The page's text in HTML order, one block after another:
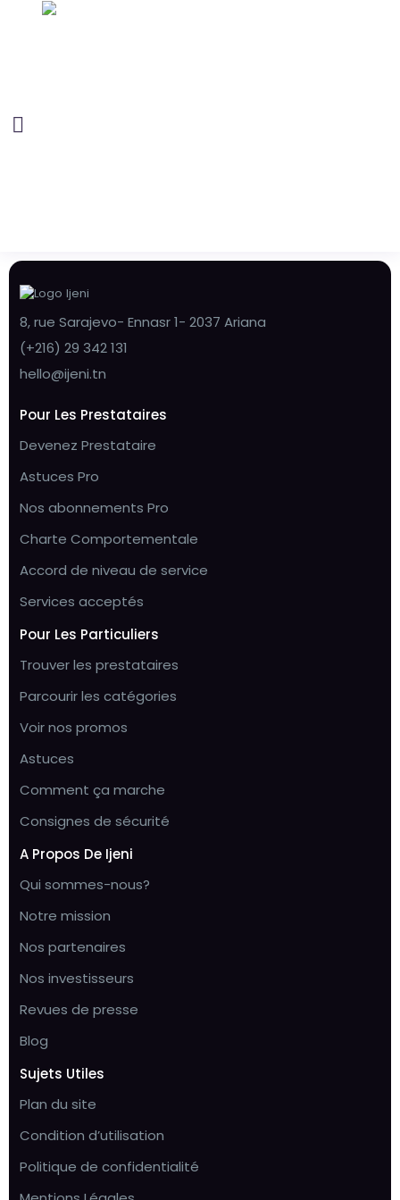
8, rue Sarajevo- Ennasr 1- 2037 Ariana
(+216) 29 342 131
hello@ijeni.tn
Pour Les Prestataires
Devenez Prestataire
Astuces Pro
Nos abonnements Pro
Charte Comportementale
Accord de niveau de service
Services acceptés
Pour Les Particuliers
Trouver les prestataires
Parcourir les catégories
Voir nos promos
Astuces
Comment ça marche
Consignes de sécurité
A Propos De Ijeni
Qui sommes-nous?
Notre mission
Nos partenaires
Nos investisseurs
Revues de presse
Blog
Sujets Utiles
Plan du site
Condition d’utilisation
Politique de confidentialité